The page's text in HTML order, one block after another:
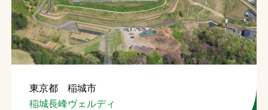
会社概要
採用情報
検索
お問合せ
東京都 稲城市
稲城長峰ヴェルディ